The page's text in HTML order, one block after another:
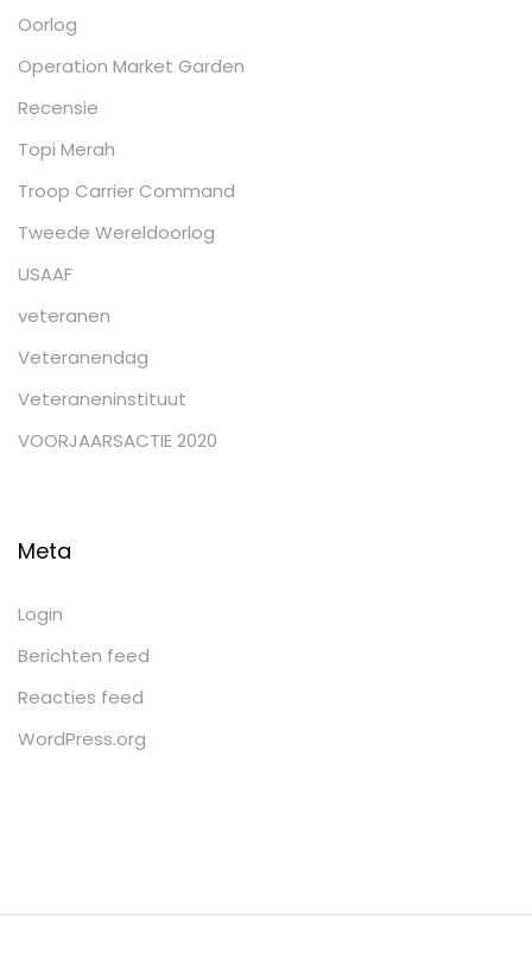
Oorlog
Operation Market Garden
Recensie
Topi Merah
Troop Carrier Command
Tweede Wereldoorlog
USAAF
veteranen
Veteranendag
Veteraneninstituut
VOORJAARSACTIE 2020
Meta
Login
Berichten feed
Reacties feed
WordPress.org